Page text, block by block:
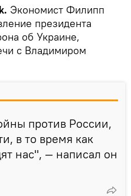
Экономист Филипп
президента
об Украине,
с Владимиром
против России,
в то время как
нас", — написал он